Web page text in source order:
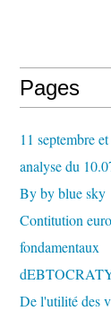
Pages
11 septembre
analyse du
By by blue sky
Contitution
fondamentaux
De l'utilité des